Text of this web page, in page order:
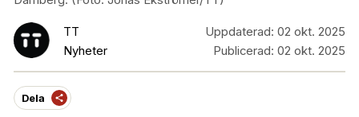
TT
Nyheter
Uppdaterad: 02 okt. 2025
Publicerad: 02 okt. 2025
Dela